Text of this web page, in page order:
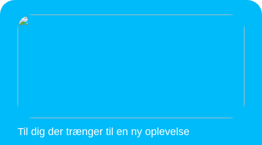
Til dig der trænger til en ny oplevelse